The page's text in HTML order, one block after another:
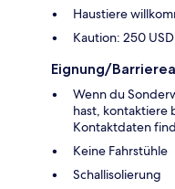
Haustiere
Kaution: 250
Eignung/
Wenn du
hast, kontaktiere
Kontaktdaten
Keine Fahrstühle
Schallisolierung